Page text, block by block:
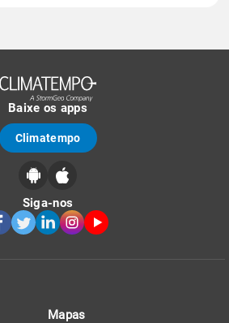
Baixe os apps
Climatempo
Siga-nos
Mapas